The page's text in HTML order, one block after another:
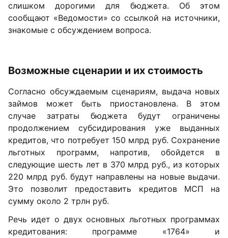
слишком дорогими для бюджета. Об этом
сообщают «Ведомости» со ссылкой на источники,
знакомые с обсуждением вопроса.
Возможные сценарии и их стоимость
Согласно обсуждаемым сценариям, выдача новых
займов может быть приостановлена. В этом
случае затраты бюджета будут ограничены
продолжением субсидирования уже выданных
кредитов, что потребует 150 млрд руб. Сохранение
льготных программ, напротив, обойдется в
следующие шесть лет в 370 млрд руб., из которых
220 млрд руб. будут направлены на новые выдачи.
Это позволит предоставить кредитов МСП на
сумму около 2 трлн руб.
Речь идет о двух основных льготных программах
кредитования: программе «1764» и